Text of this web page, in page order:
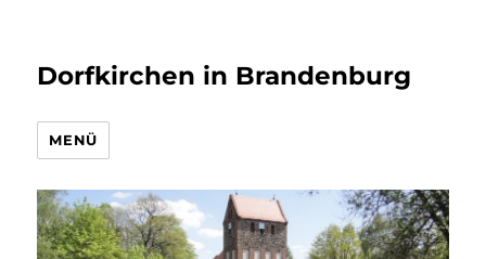
Dorfkirchen in Brandenburg
MENÜ